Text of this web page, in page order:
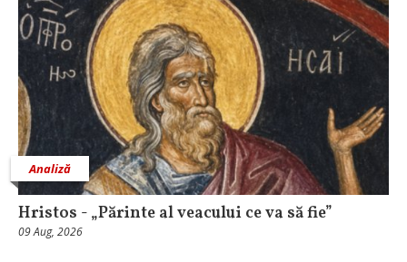
Analiză
Hristos - „Părinte al veacului ce va să fie”
09 Aug, 2026